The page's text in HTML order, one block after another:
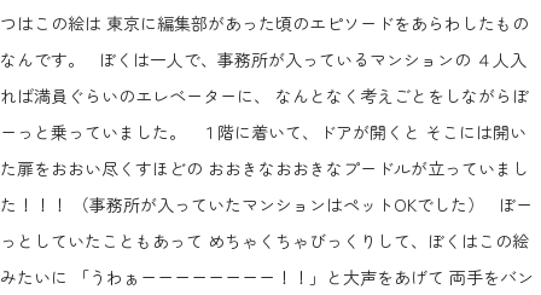
つはこの絵は 東京に編集部があった頃のエピソードをあらわしたもの
なんです。 ぼくは一人で、事務所が入っているマンションの ４人入
れば満員ぐらいのエレベーターに、 なんとなく考えごとをしながらぼ
ーっと乗っていました。 １階に着いて、ドアが開くと そこには開い
た扉をおおい尽くすほどの おおきなおおきなプードルが立っていまし
た！！！ （事務所が入っていたマンションはペットOKでした） ぼー
っとしていたこともあって めちゃくちゃびっくりして、ぼくはこの絵
みたいに 「うわぁーーーーーーーー！！」と大声をあげて 両手をバン